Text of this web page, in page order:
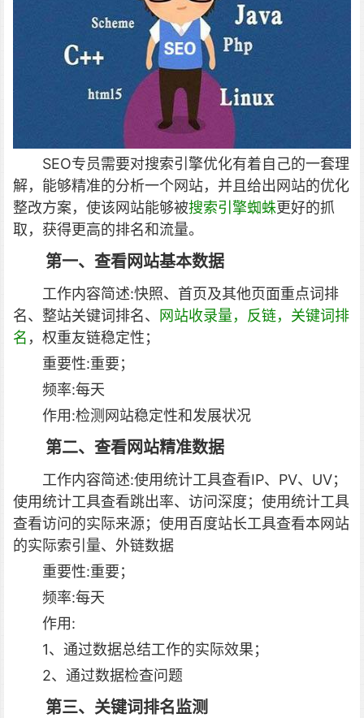
SEO专员需要对搜索引擎优化有着自己的一套理
解，能够精准的分析一个网站，并且给出网站的优化
整改方案，使该网站能够被搜索引擎蜘蛛更好的抓
取，获得更高的排名和流量。
第一、查看网站基本数据
工作内容简述:快照、首页及其他页面重点词排
名、整站关键词排名、
网站收录量，反链，关键词排
名 ，权重友链稳定性；
重要性:重要；
频率:每天
作用:检测网站稳定性和发展状况
第二、查看网站精准数据
工作内容简述:使用统计工具查看IP、PV、UV；
使用统计工具查看跳出率、访问深度；使用统计工具
查看访问的实际来源；使用百度站长工具查看本网站
的实际索引量、外链数据
重要性:重要；
频率:每天
作用:
1、通过数据总结工作的实际效果；
2、通过数据检查问题
第三、关键词排名监测